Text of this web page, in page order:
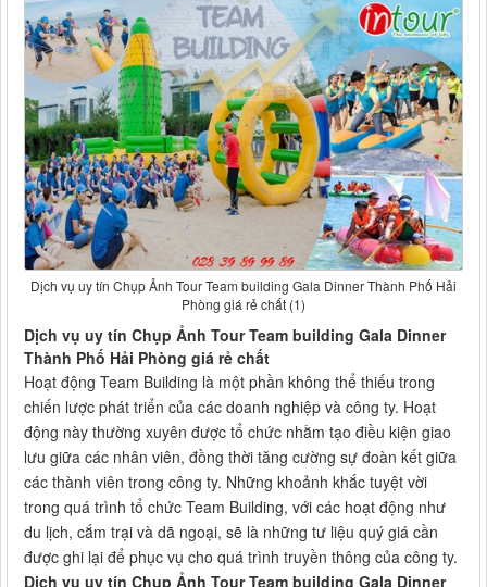
Dịch vụ uy tín Chụp Ảnh Tour Team building Gala Dinner Thành Phố Hải
Phòng giá rẻ chất (1)
Dịch vụ uy tín Chụp Ảnh Tour Team building Gala Dinner
Thành Phố Hải Phòng giá rẻ chất
Hoạt động Team Building là một phần không thể thiếu trong
chiến lược phát triển của các doanh nghiệp và công ty. Hoạt
động này thường xuyên được tổ chức nhằm tạo điều kiện giao
lưu giữa các nhân viên, đồng thời tăng cường sự đoàn kết giữa
các thành viên trong công ty. Những khoảnh khắc tuyệt vời
trong quá trình tổ chức Team Building, với các hoạt động như
du lịch, cắm trại và dã ngoại, sẽ là những tư liệu quý giá cần
được ghi lại để phục vụ cho quá trình truyền thông của công ty.
Dịch vụ uy tín Chụp Ảnh Tour Team building Gala Dinner